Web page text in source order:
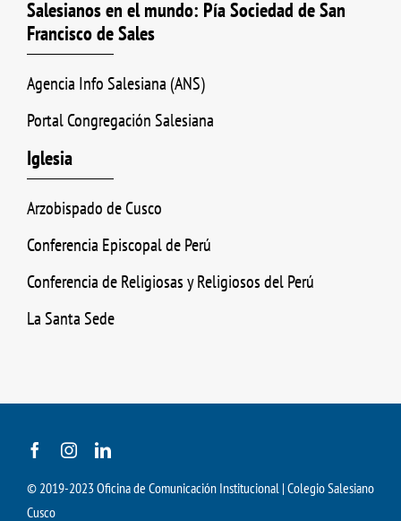
Salesianos en el mundo: Pía Sociedad de San
Francisco de Sales
Agencia Info Salesiana (ANS)
Portal Congregación Salesiana
Iglesia
Arzobispado de Cusco
Conferencia Episcopal de Perú
Conferencia de Religiosas y Religiosos del Perú
La Santa Sede
© 2019-2023 Oficina de Comunicación Institucional | Colegio Salesiano
Cusco